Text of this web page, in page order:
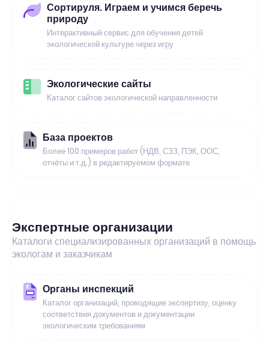
Сортируля. Играем и учимся беречь
природу
Интерактивный сервис для обучения детей
экологической культуре через игру
Экологические сайты
Каталог сайтов экологической направленности
База проектов
Более 100 примеров работ (НДВ, СЗЗ, ПЭК, ООС,
отчёты и т.д.) в редактируемом формате
Экспертные организации
Каталоги специализированных организаций в помощь
экологам и заказчикам
Органы инспекций
Каталог организаций, проводящие экспертизу, оценку
соответствия документов и документации
экологическим требованиям